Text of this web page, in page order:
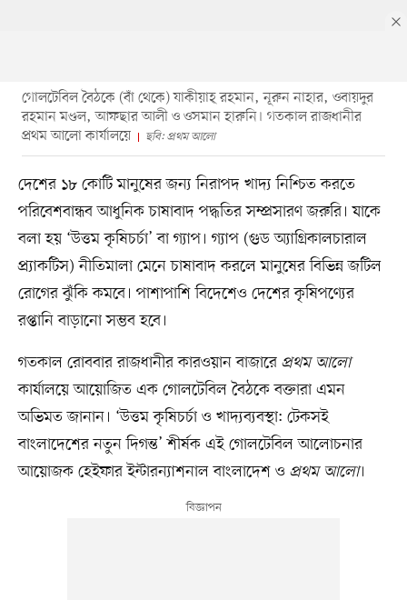
গোলটেবিল বৈঠকে (বাঁ থেকে) যাকীয়াহ্ রহমান, নূরুন নাহার, ওবায়দুর
রহমান মণ্ডল, আফছার আলী ও ওসমান হারুনি। গতকাল রাজধানীর
প্রথম আলো কার্যালয়ে
ছবি: প্রথম আলো
দেশের ১৮ কোটি মানুষের জন্য নিরাপদ খাদ্য নিশ্চিত করতে
পরিবেশবান্ধব আধুনিক চাষাবাদ পদ্ধতির সম্প্রসারণ জরুরি। যাকে
বলা হয় ‘উত্তম কৃষিচর্চা’ বা গ্যাপ। গ্যাপ (গুড অ্যাগ্রিকালচারাল
প্র্যাকটিস) নীতিমালা মেনে চাষাবাদ করলে মানুষের বিভিন্ন জটিল
রোগের ঝুঁকি কমবে। পাশাপাশি বিদেশেও দেশের কৃষিপণ্যের
রপ্তানি বাড়ানো সম্ভব হবে।
গতকাল রোববার রাজধানীর কারওয়ান বাজারে প্রথম আলো
কার্যালয়ে আয়োজিত এক গোলটেবিল বৈঠকে বক্তারা এমন
অভিমত জানান। ‘উত্তম কৃষিচর্চা ও খাদ্যব্যবস্থা: টেকসই
বাংলাদেশের নতুন দিগন্ত’ শীর্ষক এই গোলটেবিল আলোচনার
আয়োজক হেইফার ইন্টারন্যাশনাল বাংলাদেশ ও প্রথম আলো।